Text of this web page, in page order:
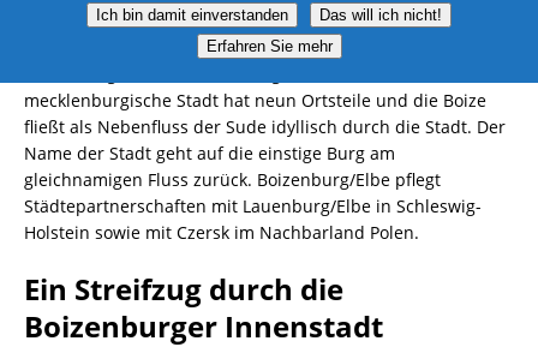
Landkreis Ludwigslust-Parchim in der Metropolregion
Hamburg. Im Amt Boizenburg-Land präsentiert sich
mecklenburgische Stadt hat neun Ortsteile und die Boize
fließt als Nebenfluss der Sude idyllisch durch die Stadt. Der
Name der Stadt geht auf die einstige Burg am
gleichnamigen Fluss zurück. Boizenburg/Elbe pflegt
Städtepartnerschaften mit Lauenburg/Elbe in Schleswig-
Holstein sowie mit Czersk im Nachbarland Polen.
Ein Streifzug durch die
Boizenburger Innenstadt
Ich bin damit einverstanden
Das will ich nicht!
Erfahren Sie mehr